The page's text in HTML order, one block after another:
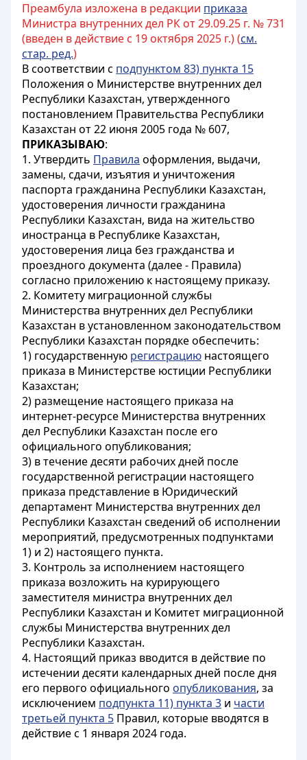
Преамбула изложена в редакции приказа
Министра внутренних дел РК от 29.09.25 г. № 731
(введен в действие с 19 октября 2025 г.) (см.
стар. ред.)
В соответствии с подпунктом 83) пункта 15
Положения о Министерстве внутренних дел
Республики Казахстан, утвержденного
постановлением Правительства Республики
Казахстан от 22 июня 2005 года № 607,
ПРИКАЗЫВАЮ:
1. Утвердить Правила оформления, выдачи,
замены, сдачи, изъятия и уничтожения
паспорта гражданина Республики Казахстан,
удостоверения личности гражданина
Республики Казахстан, вида на жительство
иностранца в Республике Казахстан,
удостоверения лица без гражданства и
проездного документа (далее - Правила)
согласно приложению к настоящему приказу.
2. Комитету миграционной службы
Министерства внутренних дел Республики
Казахстан в установленном законодательством
Республики Казахстан порядке обеспечить:
1) государственную регистрацию настоящего
приказа в Министерстве юстиции Республики
Казахстан;
2) размещение настоящего приказа на
интернет-ресурсе Министерства внутренних
дел Республики Казахстан после его
официального опубликования;
3) в течение десяти рабочих дней после
государственной регистрации настоящего
приказа представление в Юридический
департамент Министерства внутренних дел
Республики Казахстан сведений об исполнении
мероприятий, предусмотренных подпунктами
1) и 2) настоящего пункта.
3. Контроль за исполнением настоящего
приказа возложить на курирующего
заместителя министра внутренних дел
Республики Казахстан и Комитет миграционной
службы Министерства внутренних дел
Республики Казахстан.
4. Настоящий приказ вводится в действие по
истечении десяти календарных дней после дня
его первого официального опубликования, за
исключением подпункта 11) пункта 3 и части
третьей пункта 5 Правил, которые вводятся в
действие с 1 января 2024 года.